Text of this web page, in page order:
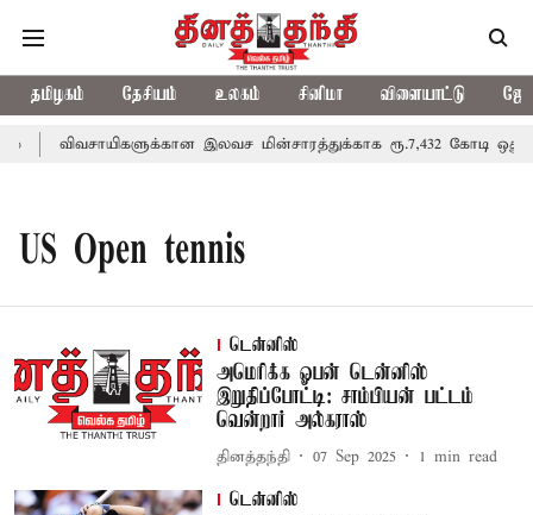
தமிழகம் தேசியம் உலகம் சினிமா விளையாட்டு
விவசாயிகளுக்கான இலவச மின்சாரத்துக்காக ரூ.7,432 கோடி
US Open tennis
டென்னிஸ்
அமெரிக்க ஓபன் டென்னிஸ்
இறுதிப்போட்டி: சாம்பியன் பட்டம்
வென்றார் அல்கராஸ்
தினத்தந்தி 07 Sep 2025 1 min read
டென்னிஸ்